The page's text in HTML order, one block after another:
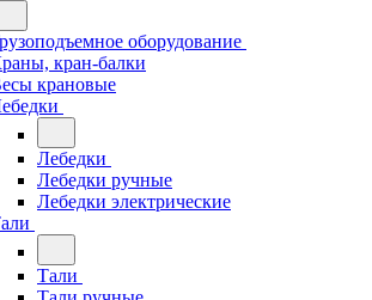
оборудование
кран-балки
крановые
Лебедки
Лебедки ручные
Лебедки электрические
Тали